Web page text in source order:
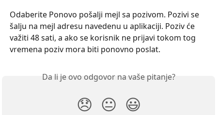
Odaberite Ponovo pošalji mejl sa pozivom. Pozivi se
šalju na mejl adresu navedenu u aplikaciji. Poziv će
važiti 48 sati, a ako se korisnik ne prijavi tokom tog
vremena poziv mora biti ponovno poslat.
Da li je ovo odgovor na vaše pitanje?
😞 😐 😃